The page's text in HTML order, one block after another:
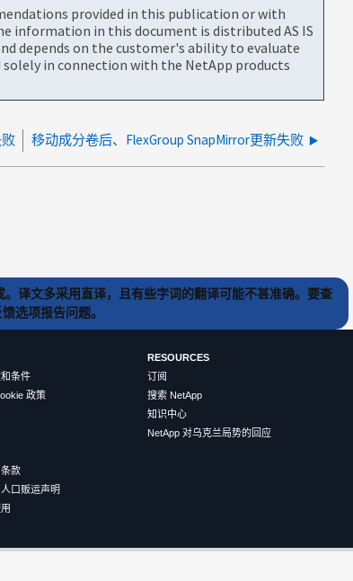
provided in this publication or with
information in this document is distributed AS IS
depends on the customer's ability to evaluate
in connection with the NetApp products
移动成分卷后、FlexGroup SnapMirror更新失败
译文多采用直译，且有些字词的翻译可能不甚准确。要查
选项报告问题。
条件
政策
款
口贩运声明
RESOURCES
订阅
搜索 NetApp
知识中心
NetApp 对乌克兰局势的回应